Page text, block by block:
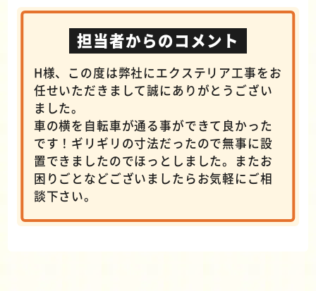
担当者からのコメント
H様、この度は弊社にエクステリア工事をお
任せいただきまして誠にありがとうござい
ました。
車の横を自転車が通る事ができて良かった
です！ギリギリの寸法だったので無事に設
置できましたのでほっとしました。またお
困りごとなどございましたらお気軽にご相
談下さい。